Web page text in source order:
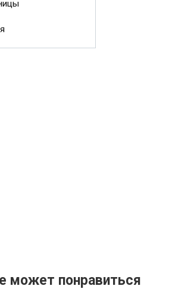
может понравиться